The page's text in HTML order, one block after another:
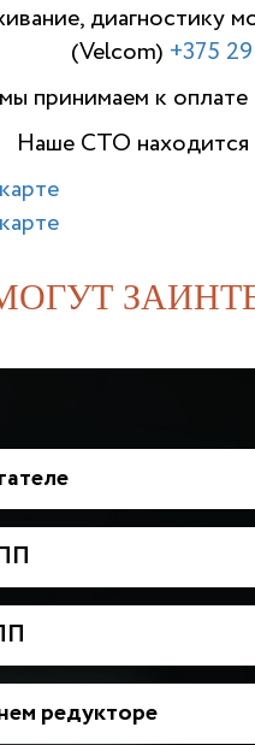
диагностику
(Velcom) +375
принимаем к оплате
Наше СТО находится
редукторе